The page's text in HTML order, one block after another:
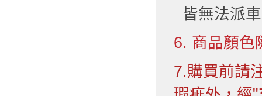
皆無法派
6. 商品顏色
7.購買前請